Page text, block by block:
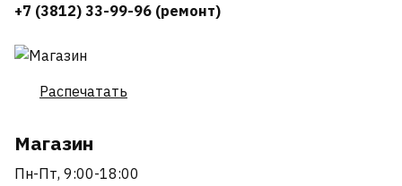
+7 (3812) 33-99-96 (ремонт)
Распечатать
Магазин
Пн-Пт, 9:00-18:00